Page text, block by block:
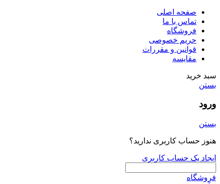
صفحه اصلی
تماس با ما
فروشگاه
حریم خصوصی
قوانین و مقررات
مقایسه
سبد خرید
بستن
ورود
بستن
هنوز حساب کاربری ندارید؟
ایجاد یک حساب کاربری
فروشگاه